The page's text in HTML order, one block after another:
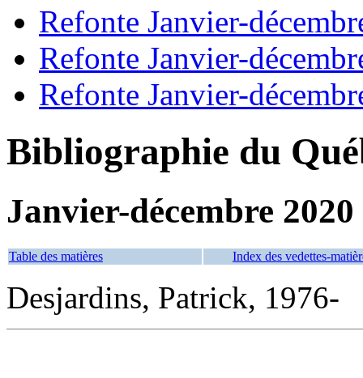
Refonte Janvier-
Refonte Janvier-
Refonte Janvier-
Bibliographie du
Janvier-décembre 2020
Table des matières Index des vedettes-
Desjardins, Patrick, 1976-